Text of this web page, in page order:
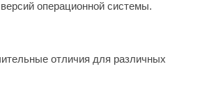
операционной системы.
отличия для различных